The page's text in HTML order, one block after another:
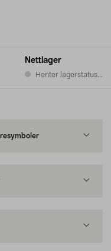
Nettlager
Henter lagerstatus...